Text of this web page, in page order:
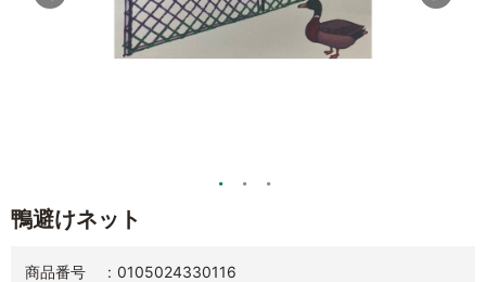
鴨避けネット
商品番号
0105024330116